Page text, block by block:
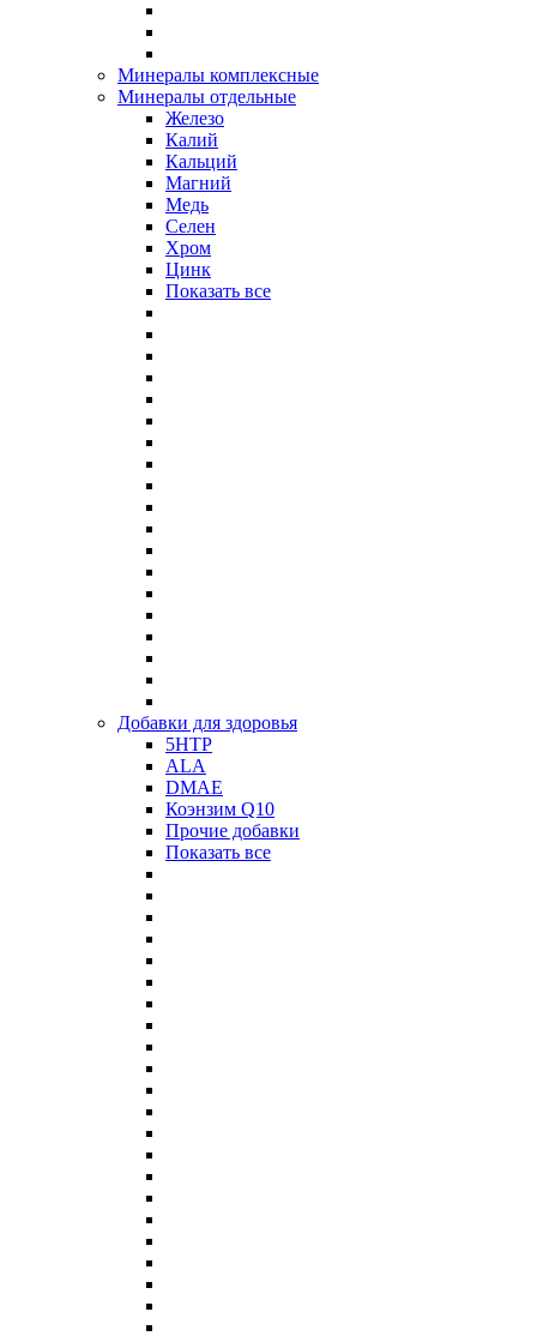
Минералы комплексные
Минералы отдельные
Железо
Калий
Кальций
Магний
Медь
Селен
Хром
Цинк
Показать все
Добавки для здоровья
5HTP
ALA
DMAE
Коэнзим Q10
Прочие добавки
Показать все